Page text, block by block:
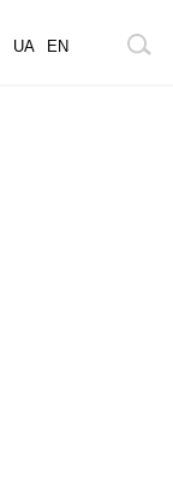
Поиск
UA EN